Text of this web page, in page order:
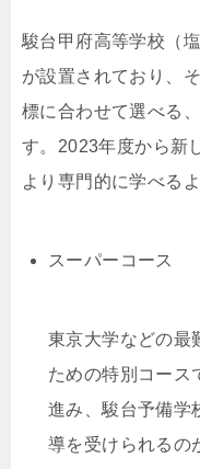
駿台甲府高等学校（
が設置されており、
標に合わせて選べる
す。2023年度から新
より専門的に学べる
スーパーコース
東京大学などの最
ための特別コース
進み、駿台予備学
導を受けられるの